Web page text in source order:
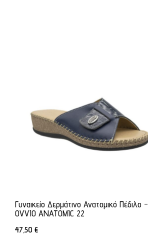
Γυναικείο Δερμάτινο Ανατομικό Πέδιλο -
OVVIO ANATOMIC 22
47,50 €